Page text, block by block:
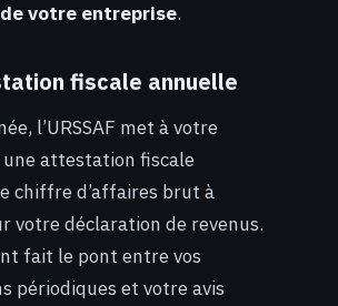
votre entreprise.
fiscale annuelle
l’URSSAF met à votre
attestation fiscale
chiffre d’affaires brut à
votre déclaration de revenus.
fait le pont entre vos
périodiques et votre avis